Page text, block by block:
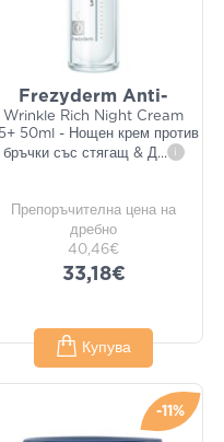
Frezyderm Anti-
Wrinkle Rich Night Cream
50ml - Нощен крем против
бръчки със стягащ & Д... i
Препоръчителна цена на
дребно
40,46€
33,18€
Купува
-11%